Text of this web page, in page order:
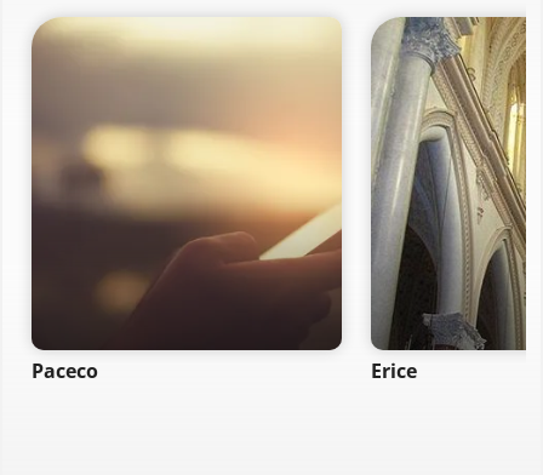
Paceco Erice